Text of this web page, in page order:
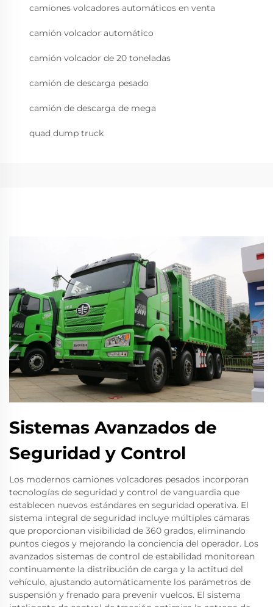
camiones volcadores automáticos en venta
camión volcador automático
camión volcador de 20 toneladas
camión de descarga pesado
camión de descarga de mega
quad dump truck
Sistemas Avanzados de
Seguridad y Control
Los modernos camiones volcadores pesados incorporan
tecnologías de seguridad y control de vanguardia que
establecen nuevos estándares en seguridad operativa. El
sistema integral de seguridad incluye múltiples cámaras
que proporcionan visibilidad de 360 grados, eliminando
puntos ciegos y mejorando la conciencia del operador. Los
avanzados sistemas de control de estabilidad monitorean
continuamente la distribución de carga y la actitud del
vehículo, ajustando automáticamente los parámetros de
suspensión y frenado para prevenir vuelcos. El sistema